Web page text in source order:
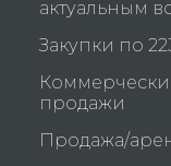
актуальным
Закупки по
продажи
Продажа/